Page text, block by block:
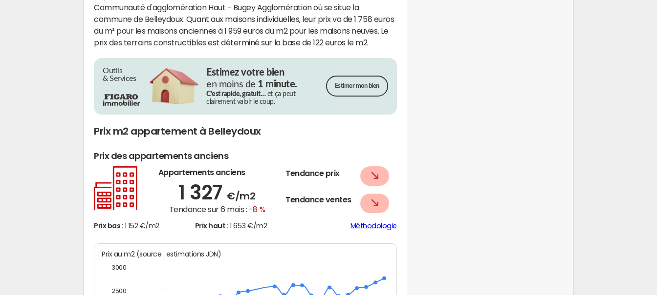
Communauté d'agglomération Haut - Bugey Agglomération où se situe la
commune de Belleydoux. Quant aux maisons individuelles, leur prix va de 1 758 euros
du m² pour les maisons anciennes à 1 959 euros du m2 pour les maisons neuves. Le
prix des terrains constructibles est déterminé sur la base de 122 euros le m2.
Outils
& Services
Estimez votre bien
en moins de 1 minute.
C’est rapide, gratuit…et ça peut
clairement valoir le coup.
Estimer mon bien
Prix m2 appartement à Belleydoux
Prix des appartements anciens
Appartements anciens
1 327 €/m2
Tendance sur 6 mois : -8 %
Tendance prix
Tendance ventes
Prix bas : 1 152 €/m2 Prix haut : 1 653 €/m2 Méthodologie
Prix au m2 (source : estimations JDN)
2500
3000